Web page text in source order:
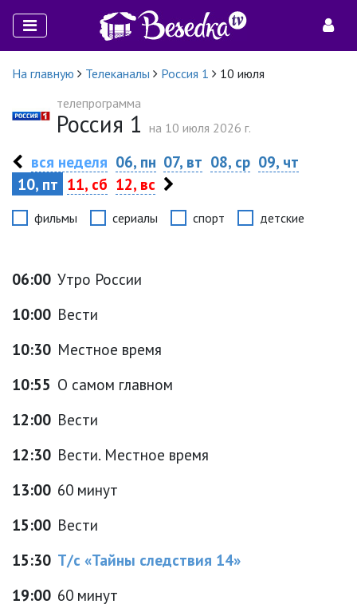
На главную Телеканалы Россия 1
10 июля
телепрограмма
Россия 1 на 10 июля 2026 г.
вся неделя 06, пн 07, вт 08, ср 09, чт
10, пт 11, сб 12, вс
фильмы сериалы спорт детские
06:00 Утро России
10:00 Вести
10:30 Местное время
10:55 О самом главном
12:00 Вести
12:30 Вести. Местное время
13:00 60 минут
15:00 Вести
15:30 Т/с «Тайны следствия 14»
19:00 60 минут